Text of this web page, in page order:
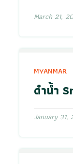
March 21,
MYANMAR
ดำน้ำ
January 31,